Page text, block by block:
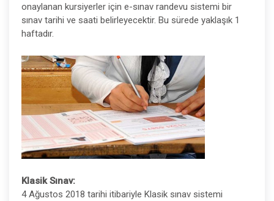
onaylanan kursiyerler için e-sınav randevu sistemi bir
sınav tarihi ve saati belirleyecektir. Bu sürede yaklaşık 1
haftadır.
Klasik Sınav:
4 Ağustos 2018 tarihi itibariyle Klasik sınav sistemi